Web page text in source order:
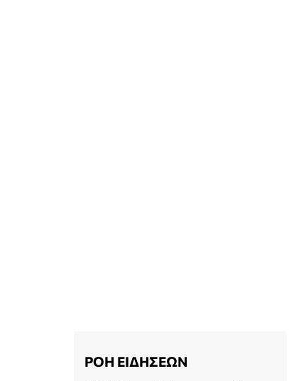
ΡΟΗ ΕΙΔΗΣΕΩΝ